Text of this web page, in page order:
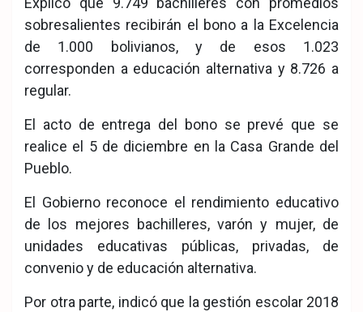
sobresalientes recibirán el bono a la Excelencia
de 1.000 bolivianos, y de esos 1.023
corresponden a educación alternativa y 8.726 a
regular.
El acto de entrega del bono se prevé que se
realice el 5 de diciembre en la Casa Grande del
Pueblo.
El Gobierno reconoce el rendimiento educativo
de los mejores bachilleres, varón y mujer, de
unidades educativas públicas, privadas, de
convenio y de educación alternativa.
Por otra parte, indicó que la gestión escolar 2018